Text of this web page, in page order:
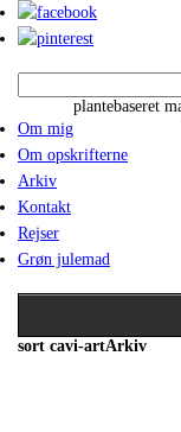
plantebaseret
Om mig
Om opskrifterne
Arkiv
Kontakt
Rejser
Grøn julemad
sort cavi-artArkiv